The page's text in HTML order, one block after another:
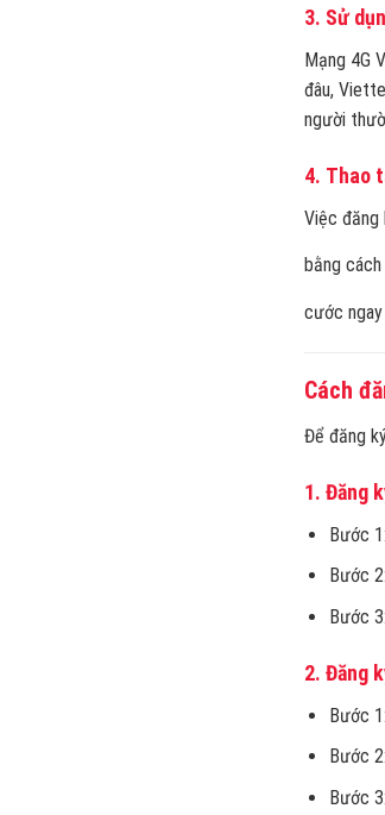
3. Sử
Mạng 4G
đâu,
người
4. Thao
Việc đăng
bằng
cước
Cách
Để đăng
1. Đăng
Bước
Bước
Bước
2. Đăng
Bước
Bước
Bước